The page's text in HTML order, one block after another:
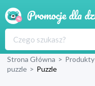
Strona Główna > Produkty
puzzle > Puzzle